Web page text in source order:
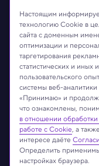
Настоящим
технологию Cookie в
сайта с доменным
оптимизации и
таргетирования
статистических и иных
пользовательского
системы веб-
«Принимаю» и
что ознакомлены,
в отношении
работе с Cookie, а
интересе даёте
Определить
настройках браузера.